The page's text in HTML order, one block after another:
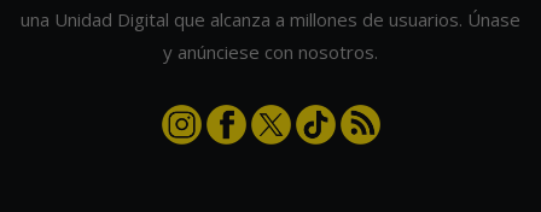
una Unidad Digital que alcanza a millones de usuarios. Únase
y anúnciese con nosotros.